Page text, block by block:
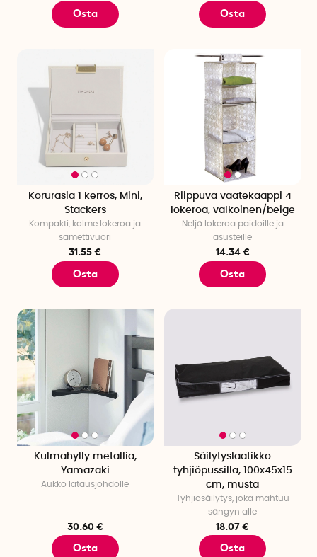
Osta Osta
Korurasia 1 kerros, Mini,
Stackers
Kompakti, kolme lokeroa ja
samettivuori
31.55 €
Osta
Riippuva vaatekaappi 4
lokeroa, valkoinen/beige
Neljä lokeroa paidoille ja
asusteille
14.34 €
Osta
Kulmahylly metallia,
Yamazaki
Aukko latausjohdolle
30.60 €
Osta
Säilytyslaatikko
tyhjiöpussilla, 100x45x15
cm, musta
Tyhjiösäilytys, joka mahtuu
sängyn alle
18.07 €
Osta